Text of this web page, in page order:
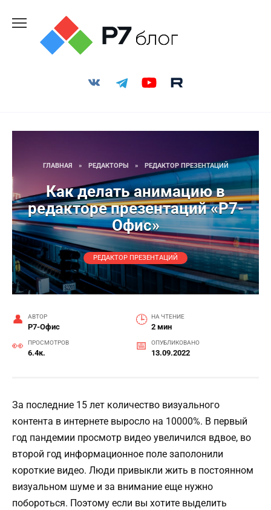
содержанию
ГЛАВНАЯ » РЕДАКТОРЫ » РЕДАКТОР ПРЕЗЕНТАЦИЙ
Как делать анимацию в
редакторе презентаций «Р7-
Офис»
РЕДАКТОР ПРЕЗЕНТАЦИЙ
АВТОР
Р7-Офис
НА ЧТЕНИЕ
2 мин
ПРОСМОТРОВ
6.4к.
ОПУБЛИКОВАНО
13.09.2022
За последние 15 лет количество визуального
контента в интернете выросло на 10000%. В первый
год пандемии просмотр видео увеличился вдвое, во
второй год информационное поле заполонили
короткие видео. Люди привыкли жить в постоянном
визуальном шуме и за внимание еще нужно
побороться. Поэтому если вы хотите выделить